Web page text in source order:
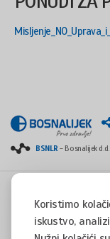
Koristimo
iskustvo,
BSNLR- Bosnalijek
Copyright © 2008 - 2017 -